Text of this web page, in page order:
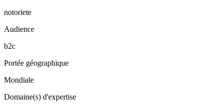
notoriete
Audience
b2c
Portée géographique
Mondiale
Domaine(s) d'expertise